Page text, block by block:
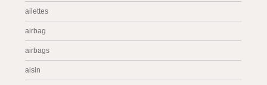
ailettes
airbag
airbags
aisin